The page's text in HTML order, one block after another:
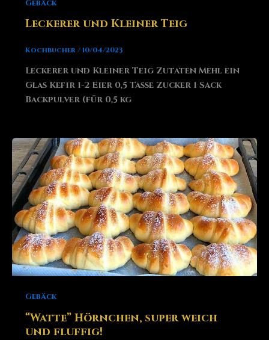
Gebäck
Leckerer und Kleiner Teig
Kochbucher/10/04/2023
Leckerer und Kleiner Teig Zutaten Mehl ein
Glas Kefir 1-2 Eier 0,5 Tasse Zucker 1 Sack
Backpulver (für 0,5 kg
Gebäck
“Watte” Hörnchen, super weich
und fluffig!